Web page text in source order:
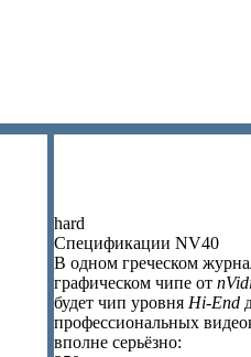
hard
Спецификации NV40
В одном греческом
графическом чипе от
будет чип уровня Hi-End
профессиональных
вполне серьёзно: